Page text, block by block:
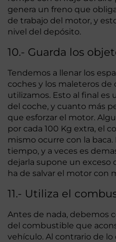
genera un freno que
de trabajo del motor, y
nivel del depósito.
10.- Guarda los
Tendemos a llenar los
coches y los maleteros de
utilizamos. Esto al final es
del coche, y cuanto más
que esforzar el motor.
por cada 100 Kg extra, el
mismo ocurre con la
tiempo, y a veces es
dejarla supone un exceso
ha de salvar el motor con
11.- Utiliza el
Antes de nada, debemos
del combustible que
vehículo. Al contrario de